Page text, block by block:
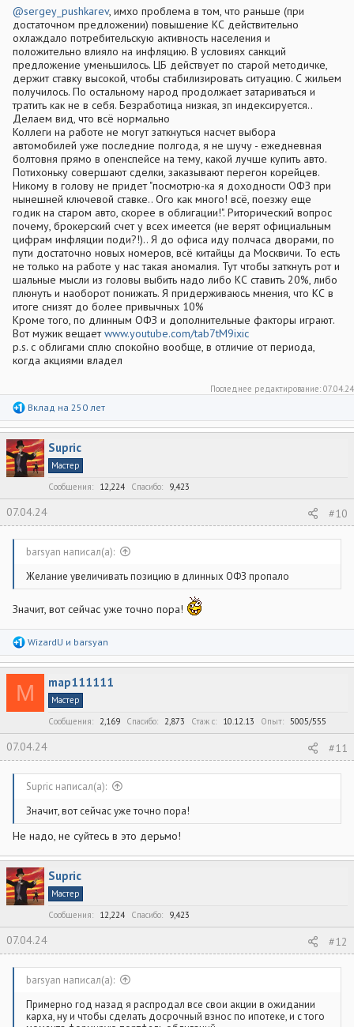
@sergey_pushkarev, имхо проблема в том, что раньше (при
достаточном предложении) повышение КС действительно
охлаждало потребительскую активность населения и
положительно влияло на инфляцию. В условиях санкций
предложение уменьшилось. ЦБ действует по старой методичке,
держит ставку высокой, чтобы стабилизировать ситуацию. С жильем
получилось. По остальному народ продолжает затариваться и
тратить как не в себя. Безработица низкая, зп индексируется..
Делаем вид, что всё нормально
Коллеги на работе не могут заткнуться насчет выбора
автомобилей уже последние полгода, я не шучу - ежедневная
болтовня прямо в опенспейсе на тему, какой лучше купить авто.
Потихоньку совершают сделки, заказывают перегон корейцев.
Никому в голову не придет "посмотрю-ка я доходности ОФЗ при
нынешней ключевой ставке.. Ого как много! всё, поезжу еще
годик на старом авто, скорее в облигации!". Риторический вопрос
почему, брокерский счет у всех имеется (не верят официальным
цифрам инфляции поди?!).. Я до офиса иду полчаса дворами, по
пути достаточно новых номеров, всё китайцы да Москвичи. То есть
не только на работе у нас такая аномалия. Тут чтобы заткнуть рот и
шальные мысли из головы выбить надо либо КС ставить 20%, либо
плюнуть и наоборот понижать. Я придерживаюсь мнения, что КС в
итоге снизят до более привычных 10%
Кроме того, по длинным ОФЗ и дополнительные факторы играют.
Вот мужик вещаетwww.youtube.com/tab7tM9ixic
p.s. с облигами сплю спокойно вообще, в отличие от периода,
когда акциями владел
Последнее редактирование: 07.04.24
Р
а
к
ц
и
и
Вклад на 250 лет
Supric
Мастер
Сообщения
12,224 Спасибо 9,423
07.04.24 #10
barsyan написал(а):
Желание увеличивать позицию в длинных ОФЗ пропало
Значит, вот сейчас уже точно пора!
Р
а
к
ц
и
WizardU и barsyan
M map111111
Мастер
Сообщения
2,169 Спасибо 2,873 Стаж c 10.12.13 Опыт 5005/555
07.04.24 #11
Supric написал(а):
Значит, вот сейчас уже точно пора!
Не надо, не суйтесь в это дерьмо!
Supric
Мастер
Сообщения
12,224 Спасибо 9,423
07.04.24 #12
barsyan написал(а):
Примерно год назад я распродал все свои акции в ожидании
карха, ну и чтобы сделать досрочный взнос по ипотеке, и с того